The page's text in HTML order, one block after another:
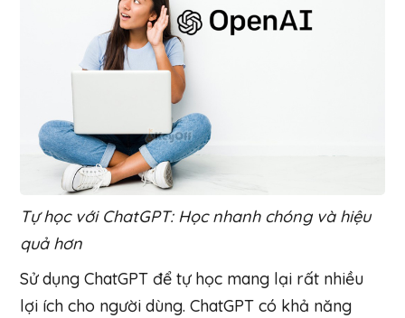
Tự học với ChatGPT: Học nhanh chóng và hiệu
quả hơn
Sử dụng ChatGPT để tự học mang lại rất nhiều
lợi ích cho người dùng. ChatGPT có khả năng